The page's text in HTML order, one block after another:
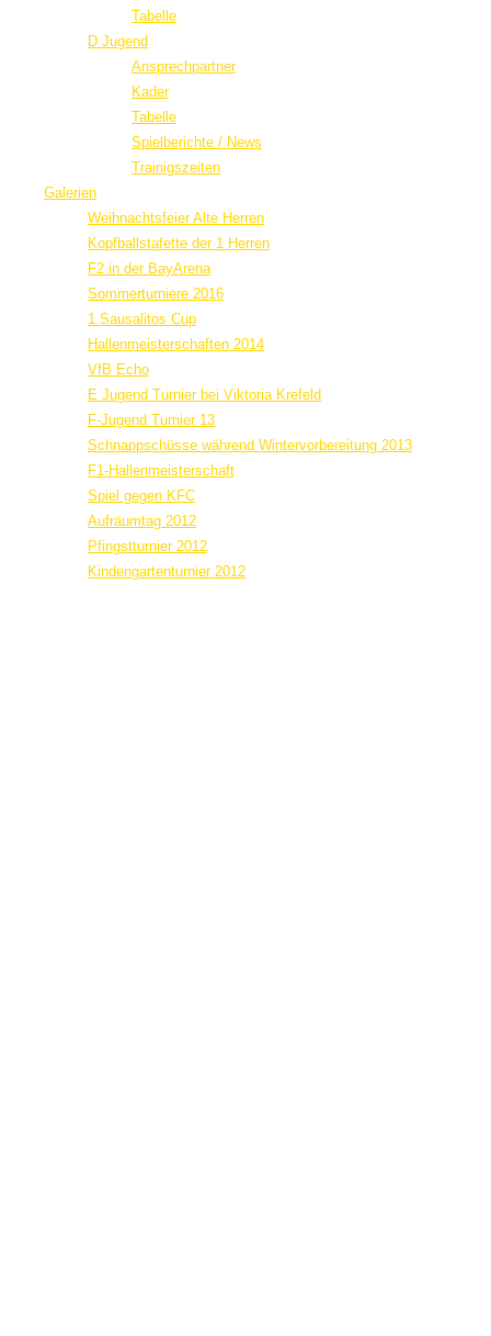
Tabelle
D Jugend
Ansprechpartner
Kader
Tabelle
Spielberichte / News
Trainigszeiten
Galerien
Weihnachtsfeier Alte Herren
Kopfballstafette der 1 Herren
F2 in der BayArena
Sommerturniere 2016
1.Sausalitos Cup
Hallenmeisterschaften 2014
VfB Echo
E Jugend Turnier bei Viktoria Krefeld
F-Jugend Turnier 13
Schnappschüsse während Wintervorbereitung 2013
F1-Hallenmeisterschaft
Spiel gegen KFC
Aufräumtag 2012
Pfingstturnier 2012
Kindengartenturnier 2012